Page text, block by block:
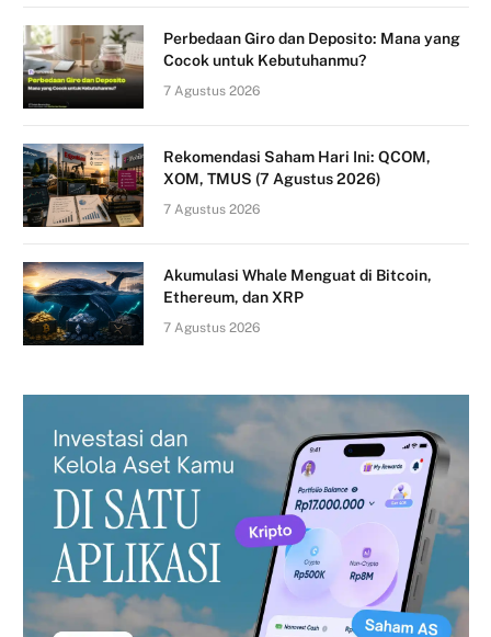
Perbedaan Giro dan Deposito: Mana yang
Cocok untuk Kebutuhanmu?
7 Agustus 2026
Rekomendasi Saham Hari Ini: QCOM,
XOM, TMUS (7 Agustus 2026)
7 Agustus 2026
Akumulasi Whale Menguat di Bitcoin,
Ethereum, dan XRP
7 Agustus 2026